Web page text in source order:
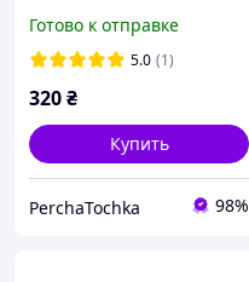
шт)
Готово к отправке
5.0 (1)
320₴
Купить
PerchaTochka 98%